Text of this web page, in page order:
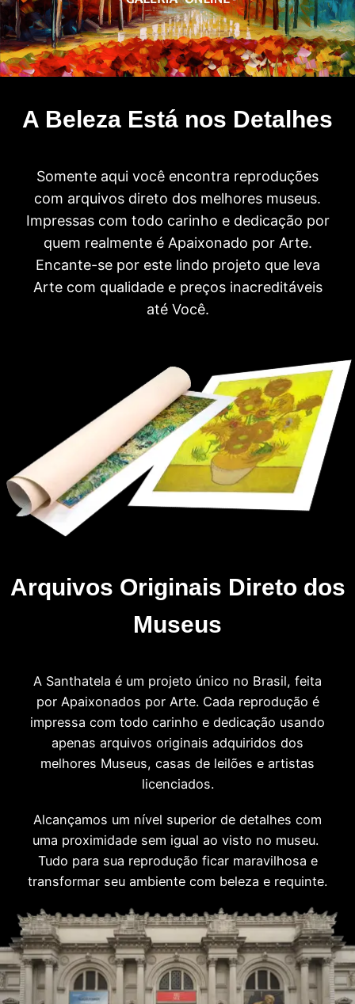
A Beleza Está nos Detalhes
Somente aqui você encontra reproduções
com arquivos direto dos melhores museus.
Impressas com todo carinho e dedicação por
quem realmente é Apaixonado por Arte.
Encante-se por este lindo projeto que leva
Arte com qualidade e preços inacreditáveis
até Você.
Arquivos Originais Direto dos
Museus
A Santhatela é um projeto único no Brasil, feita
por Apaixonados por Arte. Cada reprodução é
impressa com todo carinho e dedicação usando
apenas arquivos originais adquiridos dos
melhores Museus, casas de leilões e artistas
licenciados.
Alcançamos um nível superior de detalhes com
uma proximidade sem igual ao visto no museu.
Tudo para sua reprodução ficar maravilhosa e
transformar seu ambiente com beleza e requinte.